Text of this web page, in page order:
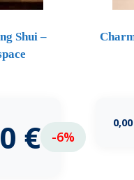
Shui –
€ -6%
0,00